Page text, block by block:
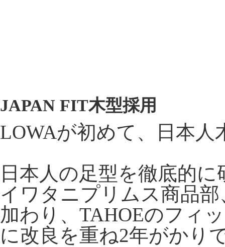
JAPAN FIT木型採用
LOWAが初めて、日本人
日本人の足型を徹底的
イワタニプリムス商品
加わり、TAHOEのフィ
に改良を重ね2年がかり